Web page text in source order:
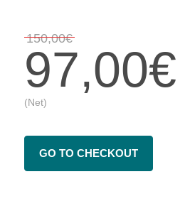
150,00€
97,00€
(Net)
GO TO CHECKOUT